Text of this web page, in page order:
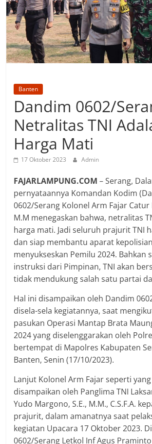
Banten
Dandim 0602/
Netralitas TNI
Harga Mati
17 Oktober 2023 Admin
FAJARLAMPUNG.COM– Serang,
pernyataannya Komandan Kodim
0602/Serang Kolonel Arm Fajar Catur
M.M menegaskan bahwa, netralitas
harga mati. Jadi seluruh prajurit TNI
dan siap membantu aparat
menyukseskan Pemilu 2024. Bahkan
instruksi dari Pimpinan, TNI akan
tidak mendukung salah satu partai
Hal ini disampaikan oleh Dandim
disela-sela kegiatannya, saat
pasukan Operasi Mantap Brata
2024 yang diselenggarakan oleh
bertempat di Mapolres Kabupaten
Banten, Senin (17/10/2023).
Lanjut Kolonel Arm Fajar seperti
disampaikan oleh Panglima TNI
Yudo Margono, S.E., M.M., C.S.F.A.
prajurit, dalam amanatnya saat
kegiatan Upacara 17 Oktober 2023.
0602/Serang Letkol Inf Agus